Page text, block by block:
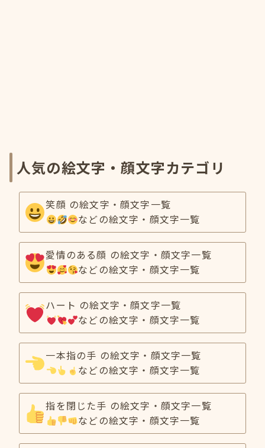
人気の絵文字・顔文字カテゴリ
笑顔 の絵文字・顔文字一覧
などの絵文字・顔文字一覧
愛情のある顔 の絵文字・顔文字一覧
などの絵文字・顔文字一覧
ハート の絵文字・顔文字一覧
などの絵文字・顔文字一覧
一本指の手 の絵文字・顔文字一覧
などの絵文字・顔文字一覧
指を閉じた手 の絵文字・顔文字一覧
などの絵文字・顔文字一覧